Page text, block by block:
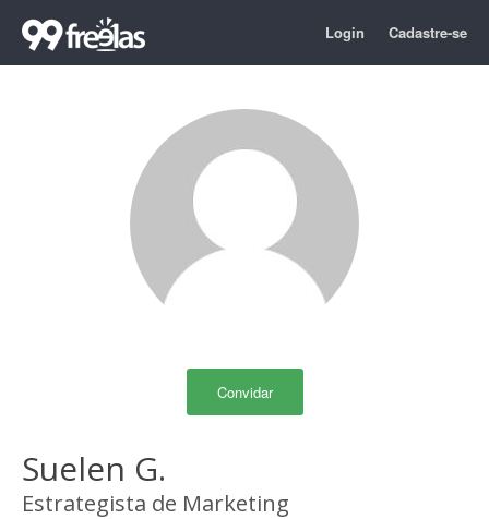
Login Cadastre-se
Convidar
Suelen G.
Estrategista de Marketing